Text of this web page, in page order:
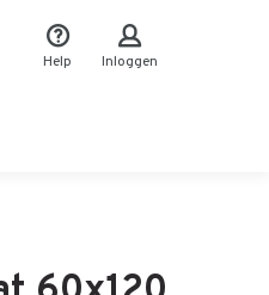
Help Inloggen